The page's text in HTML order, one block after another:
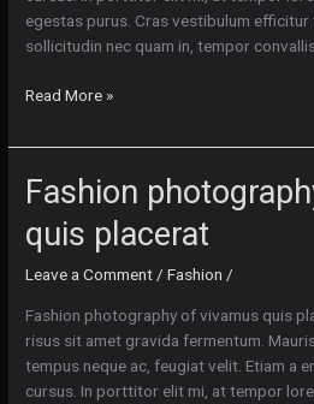
egestas purus. Cras vestibulum efficitur
sollicitudin nec quam in, tempor
Studio
neque
quisquam
Read More »
Fashion
quis placerat
Leave a Comment /Fashion /
Fashion photography of vivamus quis
risus sit amet gravida fermentum.
tempus neque ac, feugiat velit. Etiam a
cursus. In porttitor elit mi, at tempor